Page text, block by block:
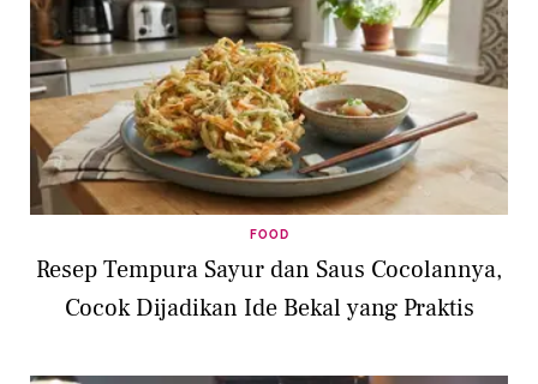
FOOD
Resep Tempura Sayur dan Saus Cocolannya,
Cocok Dijadikan Ide Bekal yang Praktis